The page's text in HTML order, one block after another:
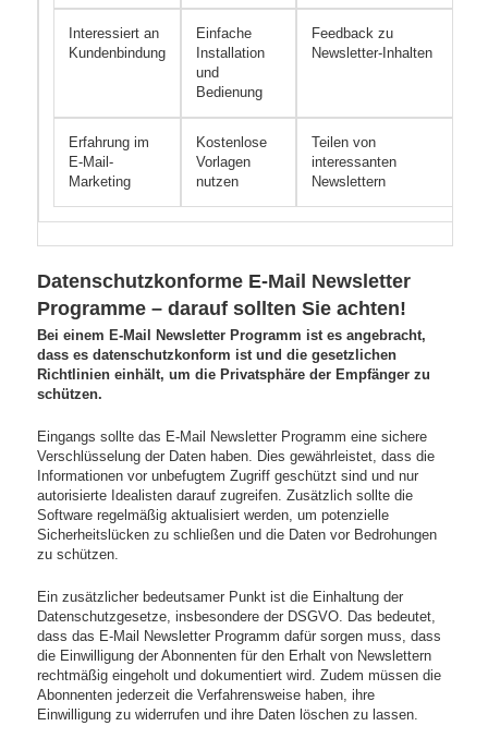
Interessiert an
Kundenbindung
Einfache
Installation
und
Bedienung
Feedback zu
Newsletter-Inhalten
Erfahrung im
E-Mail-
Marketing
Kostenlose
Vorlagen
nutzen
Teilen von
interessanten
Newslettern
Datenschutzkonforme E-Mail Newsletter
Programme – darauf sollten Sie achten!
Bei einem E-Mail Newsletter Programm ist es angebracht,
dass es datenschutzkonform ist und die gesetzlichen
Richtlinien einhält, um die Privatsphäre der Empfänger zu
schützen.
Eingangs sollte das E-Mail Newsletter Programm eine sichere
Verschlüsselung der Daten haben. Dies gewährleistet, dass die
Informationen vor unbefugtem Zugriff geschützt sind und nur
autorisierte Idealisten darauf zugreifen. Zusätzlich sollte die
Software regelmäßig aktualisiert werden, um potenzielle
Sicherheitslücken zu schließen und die Daten vor Bedrohungen
zu schützen.
Ein zusätzlicher bedeutsamer Punkt ist die Einhaltung der
Datenschutzgesetze, insbesondere der DSGVO. Das bedeutet,
dass das E-Mail Newsletter Programm dafür sorgen muss, dass
die Einwilligung der Abonnenten für den Erhalt von Newslettern
rechtmäßig eingeholt und dokumentiert wird. Zudem müssen die
Abonnenten jederzeit die Verfahrensweise haben, ihre
Einwilligung zu widerrufen und ihre Daten löschen zu lassen.